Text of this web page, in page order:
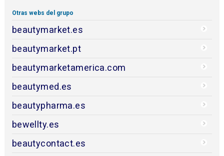
Otras webs del grupo
beautymarket.es
beautymarket.pt
beautymarketamerica.com
beautymed.es
beautypharma.es
bewellty.es
beautycontact.es